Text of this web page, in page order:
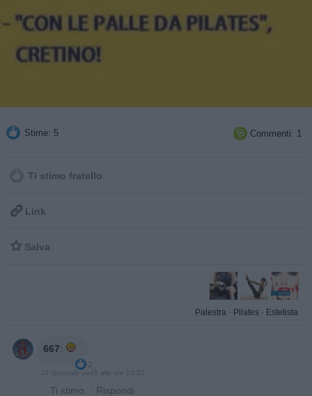
Stime: 5  Commenti: 1
Ti stimo fratello
 Link
 Salva
Palestra · Pilates · Estetista
667:
2
27 Gennaio 2016 alle ore 23:52
· Ti stimo · Rispondi